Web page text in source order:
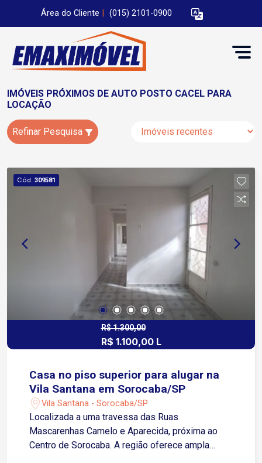
Área do Cliente (015) 2101-0900
IMÓVEIS PRÓXIMOS DE AUTO POSTO CACEL PARA
LOCAÇÃO
Refinar Pesquisa
Cód. 309581
R$ 1.300,00
R$ 1.100,00 L
Casa no piso superior para alugar na
Vila Santana em Sorocaba/SP
Vila Santana - Sorocaba/SP
Localizada a uma travessa das Ruas
Mascarenhas Camelo e Aparecida, próxima ao
Centro de Sorocaba. A região oferece ampla